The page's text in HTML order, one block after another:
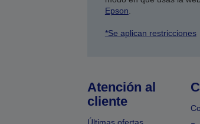
Epson
*Se aplican restricciones
Atención al
cliente